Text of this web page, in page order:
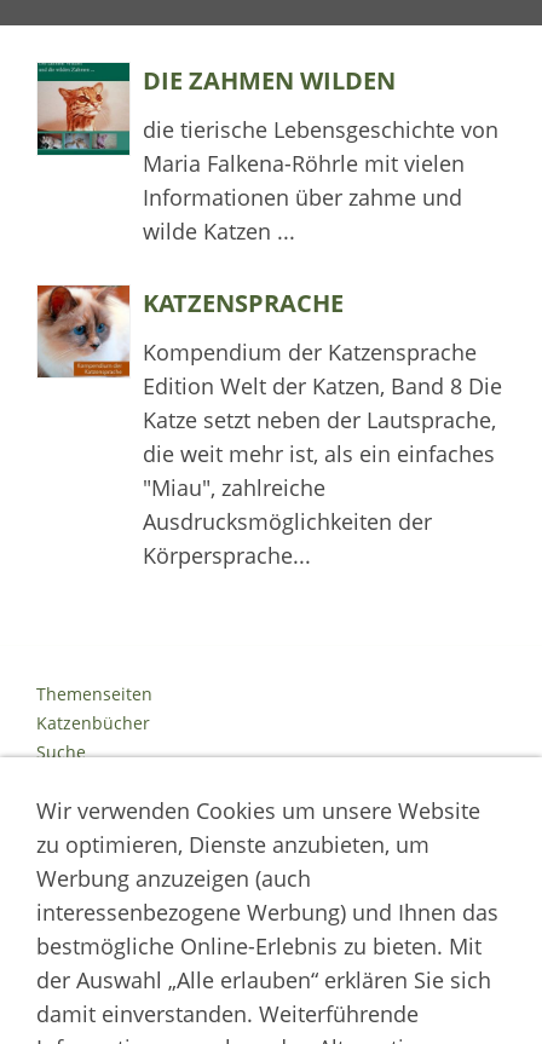
DIE ZAHMEN WILDEN
die tierische Lebensgeschichte von
Maria Falkena-Röhrle mit vielen
Informationen über zahme und
wilde Katzen ...
KATZENSPRACHE
Kompendium der Katzensprache
Edition Welt der Katzen, Band 8 Die
Katze setzt neben der Lautsprache,
die weit mehr ist, als ein einfaches
"Miau", zahlreiche
Ausdrucksmöglichkeiten der
Körpersprache...
Themenseiten
Katzenbücher
Suche
Impressum
Datenschutz
Cookies
Autor der Welt der Katzen
___________________
Wir verwenden Cookies um unsere Website
zu optimieren, Dienste anzubieten, um
Werbung anzuzeigen (auch
interessenbezogene Werbung) und Ihnen das
bestmögliche Online-Erlebnis zu bieten. Mit
der Auswahl „Alle erlauben“ erklären Sie sich
damit einverstanden. Weiterführende